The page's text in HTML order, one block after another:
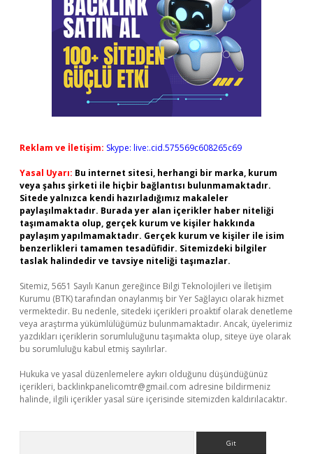
Reklam ve İletişim: Skype: live:.cid.575569c608265c69
Yasal Uyarı: Bu internet sitesi, herhangi bir marka, kurum
veya şahıs şirketi ile hiçbir bağlantısı bulunmamaktadır.
Sitede yalnızca kendi hazırladığımız makaleler
paylaşılmaktadır. Burada yer alan içerikler haber niteliği
taşımamakta olup, gerçek kurum ve kişiler hakkında
paylaşım yapılmamaktadır. Gerçek kurum ve kişiler ile isim
benzerlikleri tamamen tesadüfidir. Sitemizdeki bilgiler
taslak halindedir ve tavsiye niteliği taşımazlar.
Sitemiz, 5651 Sayılı Kanun gereğince Bilgi Teknolojileri ve İletişim
Kurumu (BTK) tarafından onaylanmış bir Yer Sağlayıcı olarak hizmet
vermektedir. Bu nedenle, sitedeki içerikleri proaktif olarak denetleme
veya araştırma yükümlülüğümüz bulunmamaktadır. Ancak, üyelerimiz
yazdıkları içeriklerin sorumluluğunu taşımakta olup, siteye üye olarak
bu sorumluluğu kabul etmiş sayılırlar.
Hukuka ve yasal düzenlemelere aykırı olduğunu düşündüğünüz
içerikleri, backlinkpanelicomtr@gmail.com adresine bildirmeniz
halinde, ilgili içerikler yasal süre içerisinde sitemizden kaldırılacaktır.